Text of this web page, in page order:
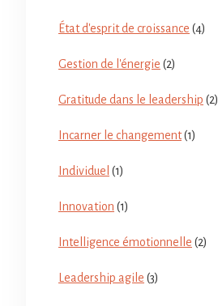
État d'esprit de croissance (4)
Gestion de l'énergie (2)
Gratitude dans le leadership (2)
Incarner le changement(1)
Individuel (1)
Innovation (1)
Intelligence émotionnelle (2)
Leadership agile (3)